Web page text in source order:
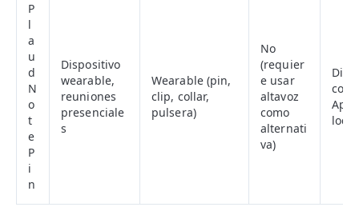
P
l
a
u
d
N
o
t
e
P
i
n
Dispositivo
wearable,
reuniones
presenciale
s
Wearable (pin,
clip, collar,
pulsera)
No
(requier
e usar
altavoz
como
alternati
va)
con